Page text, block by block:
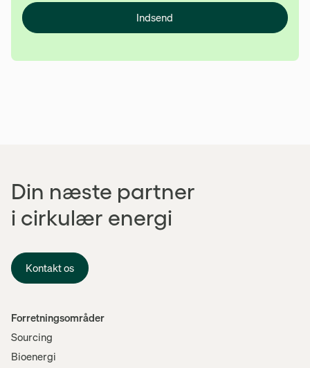
Indsend
Din næste partner
i cirkulær energi
Kontakt os
Menu
Forretningsområder
Sourcing
Bioenergi